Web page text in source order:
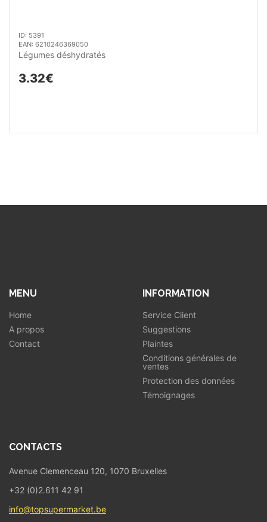
ID: 5391
EAN: 6210246369050
Légumes déshydratés
3.32€
MENU
Home
A propos
Contact
INFORMATION
Service Client
Suggestions
Plaintes
Conditions générales de
ventes
Protection des données
Témoignages
CONTACTS
Avenue Clemenceau 120, 1070 Bruxelles
+32 (0)2.611 42 91
info@topsupermarket.be